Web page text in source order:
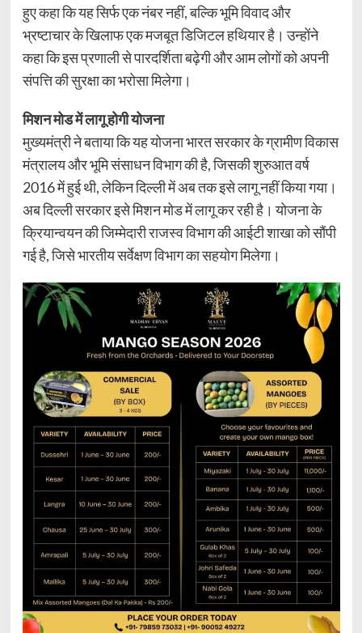
हुए कहा कि यह सिर्फ एक नंबर नहीं, बल्कि भूमि विवाद और
भ्रष्टाचार के खिलाफ एक मजबूत डिजिटल हथियार है। उन्होंने
कहा कि इस प्रणाली से पारदर्शिता बढ़ेगी और आम लोगों को अपनी
संपत्ति की सुरक्षा का भरोसा मिलेगा।
मिशन मोड में लागू होगी योजना
मुख्यमंत्री ने बताया कि यह योजना भारत सरकार के ग्रामीण विकास
मंत्रालय और भूमि संसाधन विभाग की है, जिसकी शुरुआत वर्ष
2016 में हुई थी, लेकिन दिल्ली में अब तक इसे लागू नहीं किया गया।
अब दिल्ली सरकार इसे मिशन मोड में लागू कर रही है। योजना के
क्रियान्वयन की जिम्मेदारी राजस्व विभाग की आईटी शाखा को सौंपी
गई है, जिसे भारतीय सर्वेक्षण विभाग का सहयोग मिलेगा।